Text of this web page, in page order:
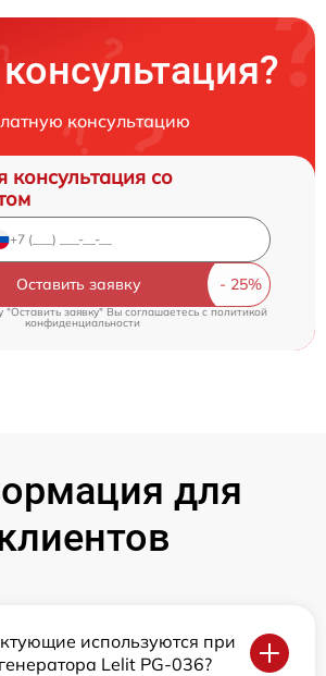
консультацию
консультация со
Оставить заявку
"Оставить заявку" Вы соглашаетесь cполитикой
конфиденциальности
для
используются при
Lelit PG-036?